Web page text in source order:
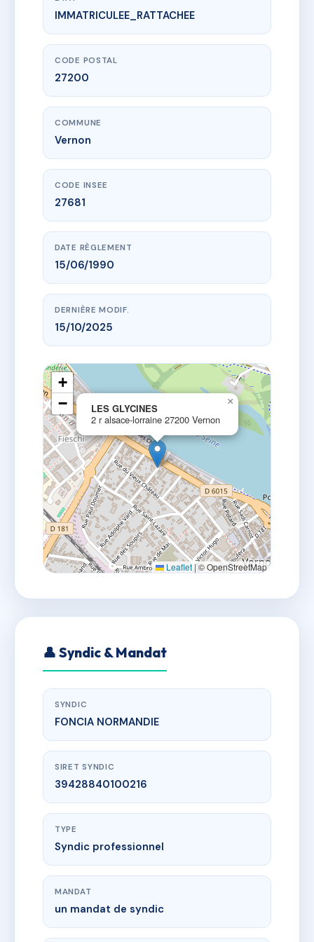
www.vme.plus/AC6791834
LES GLYCINES
2 r alsace-lorraine
IMMATRICULEE_RATTACHEE
CODE POSTAL
27200
COMMUNE
Vernon
CODE INSEE
27681
DATE RÈGLEMENT
15/06/1990
DERNIÈRE MODIF.
15/10/2025
LES GLYCINES
2 r alsace-lorraine 27200 Vernon
×
+
−
Leaflet |© OpenStreetMap
👤 Syndic & Mandat
SYNDIC
FONCIA NORMANDIE
SIRET SYNDIC
39428840100216
TYPE
Syndic professionnel
MANDAT
un mandat de syndic